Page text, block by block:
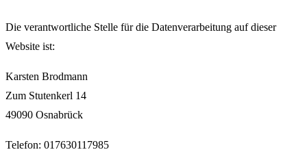
Die verantwortliche Stelle für die Datenverarbeitung auf dieser
Website ist:
Karsten Brodmann
Zum Stutenkerl 14
49090 Osnabrück
Telefon: 017630117985